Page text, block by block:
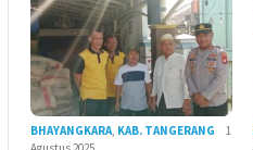
BHAYANGKARA, KAB. TANGERANG
1